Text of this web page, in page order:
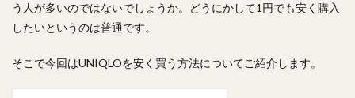
う人が多いのではないでしょうか。どうにかして1円でも安く購入
したいというのは普通です。
そこで今回はUNIQLOを安く買う方法についてご紹介します。